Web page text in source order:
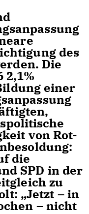
des
Die
2,1%
einer
von Rot-
die
SPD in der
zu
„Jetzt – in
– nicht